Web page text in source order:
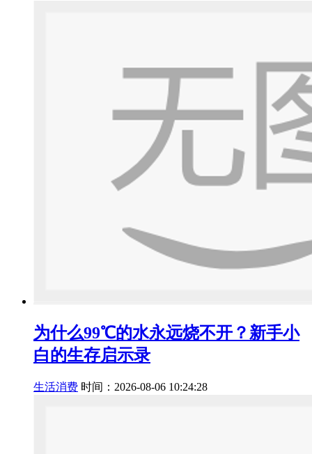
为什么99℃的水永远烧不开？新手小
白的生存启示录
生活消费 时间：2026-08-06 10:24:28